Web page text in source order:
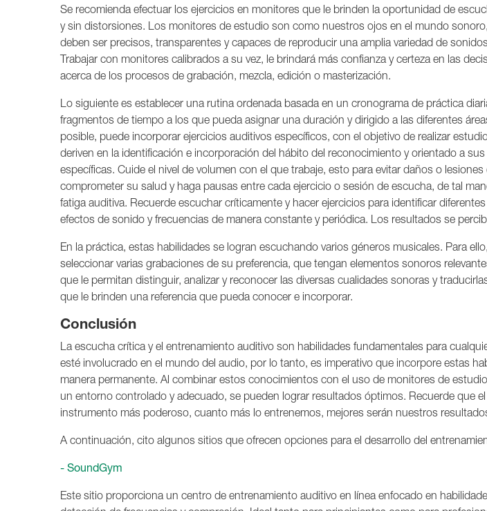
Se recomienda efectuar los ejercicios en monitores que le brinden la oportunidad de
y sin distorsiones. Los monitores de estudio son como nuestros ojos en el mundo
deben ser precisos, transparentes y capaces de reproducir una amplia variedad de
Trabajar con monitores calibrados a su vez, le brindará más confianza y certeza en las
acerca de los procesos de grabación, mezcla, edición o masterización.
Lo siguiente es establecer una rutina ordenada basada en un cronograma de práctica
fragmentos de tiempo a los que pueda asignar una duración y dirigido a las diferentes
posible, puede incorporar ejercicios auditivos específicos, con el objetivo de realizar
deriven en la identificación e incorporación del hábito del reconocimiento y orientado a
específicas. Cuide el nivel de volumen con el que trabaje, esto para evitar daños o
comprometer su salud y haga pausas entre cada ejercicio o sesión de escucha, de tal
fatiga auditiva. Recuerde escuchar críticamente y hacer ejercicios para identificar
efectos de sonido y frecuencias de manera constante y periódica. Los resultados se
En la práctica, estas habilidades se logran escuchando varios géneros musicales. Para
seleccionar varias grabaciones de su preferencia, que tengan elementos sonoros
que le permitan distinguir, analizar y reconocer las diversas cualidades sonoras y
que le brinden una referencia que pueda conocer e incorporar.
Conclusión
La escucha crítica y el entrenamiento auditivo son habilidades fundamentales para
esté involucrado en el mundo del audio, por lo tanto, es imperativo que incorpore estas
manera permanente. Al combinar estos conocimientos con el uso de monitores de
un entorno controlado y adecuado, se pueden lograr resultados óptimos. Recuerde que
instrumento más poderoso, cuanto más lo entrenemos, mejores serán nuestros
A continuación, cito algunos sitios que ofrecen opciones para el desarrollo del
- SoundGym
Este sitio proporciona un centro de entrenamiento auditivo en línea enfocado en